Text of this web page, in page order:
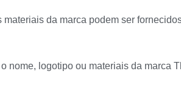
da marca podem ser
nome, logotipo ou materiais da